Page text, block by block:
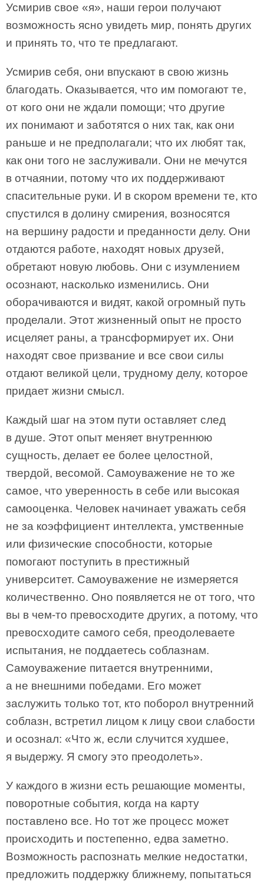
Усмирив свое «я», наши герои получают
возможность ясно увидеть мир, понять других
и принять то, что те предлагают.
Усмирив себя, они впускают в свою жизнь
благодать. Оказывается, что им помогают те,
от кого они не ждали помощи; что другие
их понимают и заботятся о них так, как они
раньше и не предполагали; что их любят так,
как они того не заслуживали. Они не мечутся
в отчаянии, потому что их поддерживают
спасительные руки. И в скором времени те, кто
спустился в долину смирения, возносятся
на вершину радости и преданности делу. Они
отдаются работе, находят новых друзей,
обретают новую любовь. Они с изумлением
осознают, насколько изменились. Они
оборачиваются и видят, какой огромный путь
проделали. Этот жизненный опыт не просто
исцеляет раны, а трансформирует их. Они
находят свое призвание и все свои силы
отдают великой цели, трудному делу, которое
придает жизни смысл.
Каждый шаг на этом пути оставляет след
в душе. Этот опыт меняет внутреннюю
сущность, делает ее более целостной,
твердой, весомой. Самоуважение не то же
самое, что уверенность в себе или высокая
самооценка. Человек начинает уважать себя
не за коэффициент интеллекта, умственные
или физические способности, которые
помогают поступить в престижный
университет. Самоуважение не измеряется
количественно. Оно появляется не от того, что
вы в чем-то превосходите других, а потому, что
превосходите самого себя, преодолеваете
испытания, не поддаетесь соблазнам.
Самоуважение питается внутренними,
а не внешними победами. Его может
заслужить только тот, кто поборол внутренний
соблазн, встретил лицом к лицу свои слабости
и осознал: «Что ж, если случится худшее,
я выдержу. Я смогу это преодолеть».
У каждого в жизни есть решающие моменты,
поворотные события, когда на карту
поставлено все. Но тот же процесс может
происходить и постепенно, едва заметно.
Возможность распознать мелкие недостатки,
предложить поддержку ближнему, попытаться